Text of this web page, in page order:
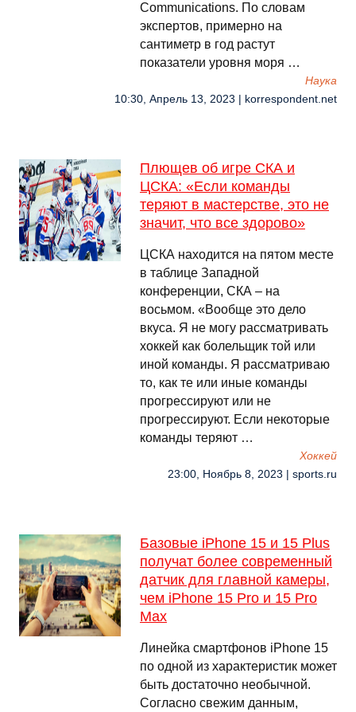
Communications. По словам
экспертов, примерно на
сантиметр в год растут
показатели уровня моря …
Наука
10:30, Апрель 13, 2023 | korrespondent.net
Плющев об игре СКА и
ЦСКА: «Если команды
теряют в мастерстве, это не
значит, что все здорово»
ЦСКА находится на пятом месте
в таблице Западной
конференции, СКА – на
восьмом. «Вообще это дело
вкуса. Я не могу рассматривать
хоккей как болельщик той или
иной команды. Я рассматриваю
то, как те или иные команды
прогрессируют или не
прогрессируют. Если некоторые
команды теряют …
Хоккей
23:00, Ноябрь 8, 2023 | sports.ru
Базовые iPhone 15 и 15 Plus
получат более современный
датчик для главной камеры,
чем iPhone 15 Pro и 15 Pro
Max
Линейка смартфонов iPhone 15
по одной из характеристик может
быть достаточно необычной.
Согласно свежим данным,